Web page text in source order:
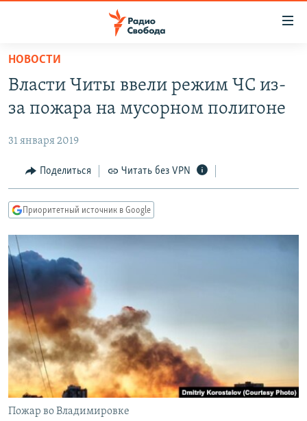
упрощенного
доступа
основному
Вернутся
главной
навигации
Вернутся
поиску
АВТОРСКИЕ ПРОЕКТЫ
ЦИТАТЫ СВОБОДЫ
МНЕНИЯ
IDEL.РЕАЛИИ
КАВКАЗ.РЕАЛИИ
СЕВЕР.РЕАЛИИ
СИБИРЬ.РЕАЛИИ
РАСПИСАНИЕ ВЕЩАНИЯ
ПОДПИШИТЕСЬ НА РАССЫЛКУ
СОЦИАЛЬНЫЕ СЕТИ
НОВОСТИ
Власти Читы ввели режим ЧС из-
за пожара на мусорном полигоне
31 января 2019
Поделиться Читать без VPN
Приоритетный источник в Google
Пожар во Владимировке